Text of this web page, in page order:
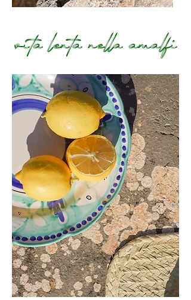
vita lenta nella amalfi